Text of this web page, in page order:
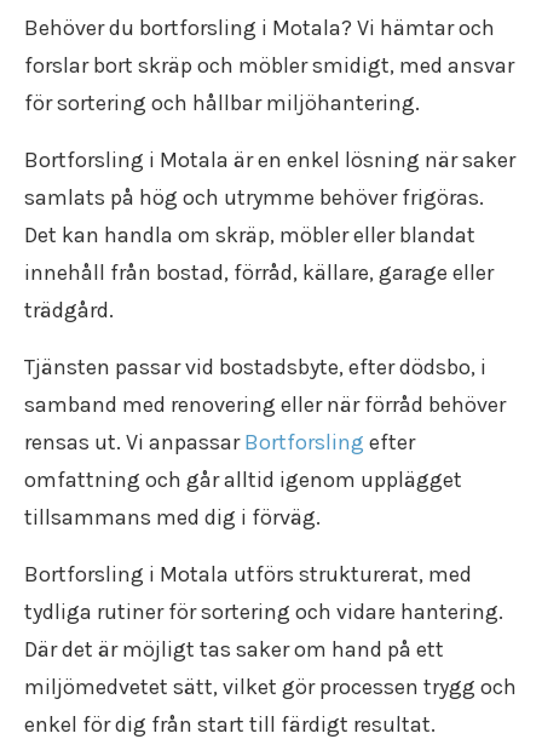
Flyttfirma Strängnäs
Flyttfirma Valdemarsvik
Flyttfirma Västervik
Flyttfirma Jönköping
Flyttfirma Arboga
Flyttfirma Askersund
Flyttfirma Boxholm
Flyttfirma Degerfors
Flyttfirma Enköping
Flyttfirma Finland
Flyttfirma Fjugesta
Flyttfirma Flen
Flyttfirma Gränna
Flyttfirma Göteborg Stockholm
Flyttfirma Hallsberg
Flyttfirma Hallstahammar
Flyttfirma Haninge
Flyttstädning Söderköping
Flyttstädning Gnesta
Flyttstädning Flen
Flyttstädning Järna
Flyttstädning Kungsör
Flyttstädning Kolmården
Flyttstädning Åtvidaberg
Flyttstädning Borensberg
Flyttstädning Mariefred
Flyttstädning Ödeshög
Flyttstädning Vadstena
Flyttstädning Östergötland
Återvinning
Återbruk
Flyttkartonger
Företagsstädning
Kontorsstädning
Slutstädning
Städfirma
Trafiktillstånd
Kollektivavtal
Användarvillkor
Nyheter
Behöver du bortforsling i Motala? Vi hämtar och
forslar bort skräp och möbler smidigt, med ansvar
för sortering och hållbar miljöhantering.
Bortforsling i Motala är en enkel lösning när saker
samlats på hög och utrymme behöver frigöras.
Det kan handla om skräp, möbler eller blandat
innehåll från bostad, förråd, källare, garage eller
trädgård.
Tjänsten passar vid bostadsbyte, efter dödsbo, i
samband med renovering eller när förråd behöver
rensas ut. Vi anpassarBortforsling efter
omfattning och går alltid igenom upplägget
tillsammans med dig i förväg.
Bortforsling i Motala utförs strukturerat, med
tydliga rutiner för sortering och vidare hantering.
Där det är möjligt tas saker om hand på ett
miljömedvetet sätt, vilket gör processen trygg och
enkel för dig från start till färdigt resultat.